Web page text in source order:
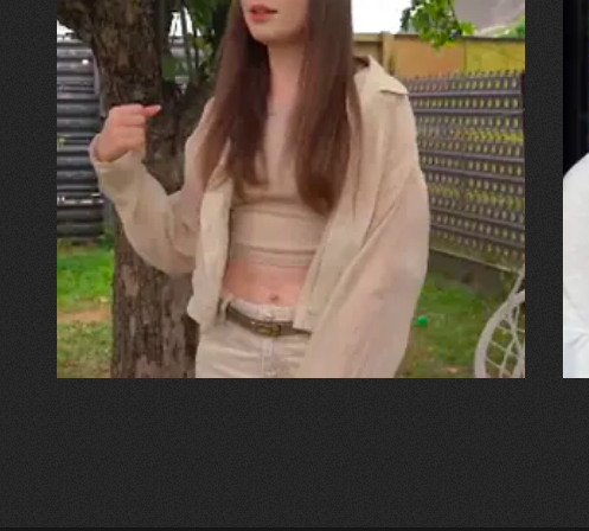
30.07.2026
Калина, Дарина та Віра Папроцькі
"Хвиля була, як від моря,
прозора і велика… Я ледве
встигла схопити племінницю"